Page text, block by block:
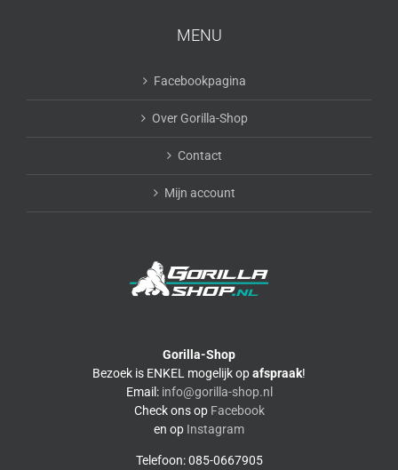
MENU
Facebookpagina
Over Gorilla-Shop
Contact
Mijn account
Gorilla-Shop
Bezoek is ENKEL mogelijk opafspraak!
Email: info@gorilla-shop.nl
Check ons op Facebook
en op Instagram
Telefoon: 085-0667905